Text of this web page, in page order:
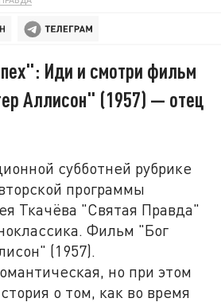
Иди и смотри фильм
Аллисон" (1957) — отец
субботней рубрике
программы
Ткачёва "Святая Правда"
Фильм "Бог
(1957).
но при этом
о том, как во время